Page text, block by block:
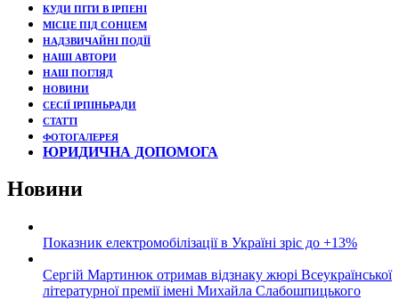
КУДИ ПІТИ В ІРПЕНІ
МІСЦЕ ПІД СОНЦЕМ
НАДЗВИЧАЙНІ ПОДЇЇ
НАШІ АВТОРИ
НАШ ПОГЛЯД
НОВИНИ
СЕСІЇ ІРПІНЬРАДИ
СТАТТІ
ФОТОГАЛЕРЕЯ
ЮРИДИЧНА ДОПОМОГА
Новини
Показник електромобілізації в Україні зріс до +13%
Сергій Мартинюк отримав відзнаку жюрі Всеукраїнської
літературної премії імені Михайла Слабошпицького